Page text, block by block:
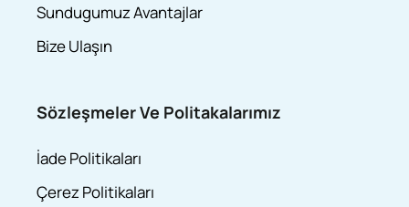
Sundugumuz Avantajlar
Bize Ulaşın
Sözleşmeler Ve Politakalarımız
İade Politikaları
Çerez Politikaları